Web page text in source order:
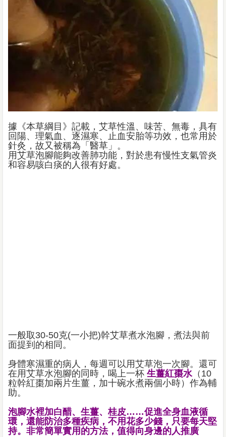
據《本草綱目》記載，艾草性溫、味苦、無毒，具有
回陽、理氣血、逐濕寒、止血安胎等功效，也常用於
針灸，故又被稱為「醫草」。
用艾草泡腳能夠改善肺功能，對於患有慢性支氣管炎
和容易咳白痰的人很有好處。
一般取30-50克(一小把)幹艾草煮水泡腳，煮法與前
面提到的相同。
身體寒濕重的病人，每週可以用艾草泡一次腳。還可
在用艾草水泡腳的同時，喝上一杯 生薑紅棗水（10
粒幹紅棗加兩片生薑，加十碗水煮兩個小時）作為輔
助。
泡腳水裡加白醋、生薑、桂皮……促進全身血液循
環，還能防治多種疾病，不用花多少錢，只要每天堅
持。非常簡單實用的方法，值得向身邊的人推廣